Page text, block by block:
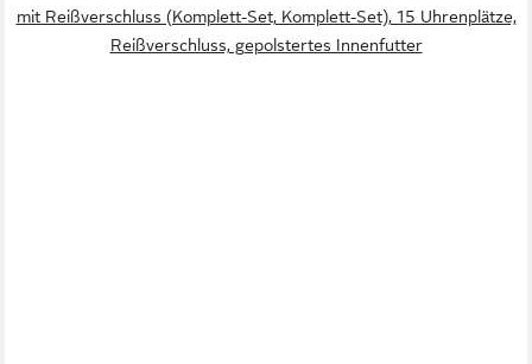
mit Reißverschluss (Komplett-Set, Komplett-Set), 15 Uhrenplätze,
Reißverschluss, gepolstertes Innenfutter